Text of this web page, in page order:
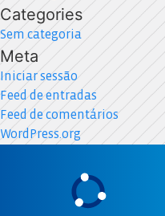
Categories
Sem categoria
Meta
Iniciar sessão
Feed de entradas
Feed de comentários
WordPress.org